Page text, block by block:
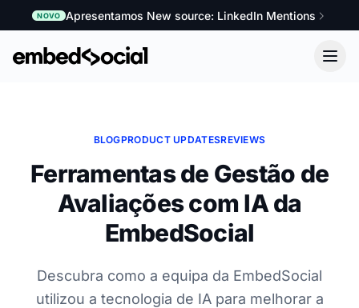
NOVO Apresentamos New source: LinkedIn Mentions
BLOGPRODUCT UPDATESREVIEWS
Ferramentas de Gestão de
Avaliações com IA da
EmbedSocial
Descubra como a equipa da EmbedSocial
utilizou a tecnologia de IA para melhorar a